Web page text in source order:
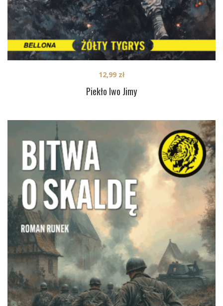
Piekło Iwo Jimy
12,99 zł